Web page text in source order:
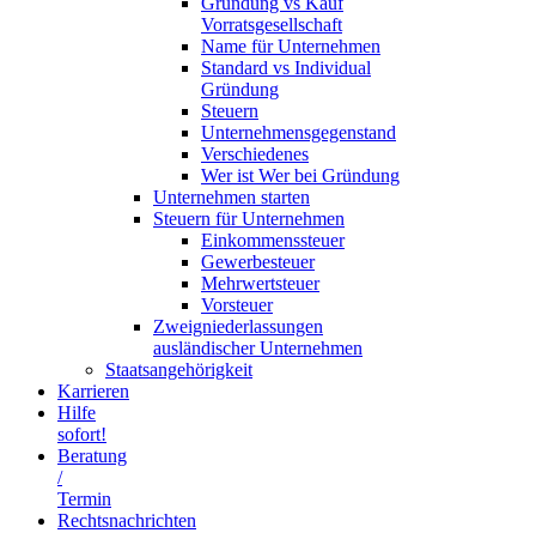
Vorratsgesellschaft
Name für Unternehmen
Standard vs Individual
Gründung
Steuern
Unternehmensgegenstand
Verschiedenes
Wer ist Wer bei Gründung
Unternehmen starten
Steuern für Unternehmen
Einkommenssteuer
Gewerbesteuer
Mehrwertsteuer
Vorsteuer
Zweigniederlassungen
ausländischer Unternehmen
Staatsangehörigkeit
Karrieren
Hilfe
sofort!
Beratung
/
Termin
Rechtsnachrichten